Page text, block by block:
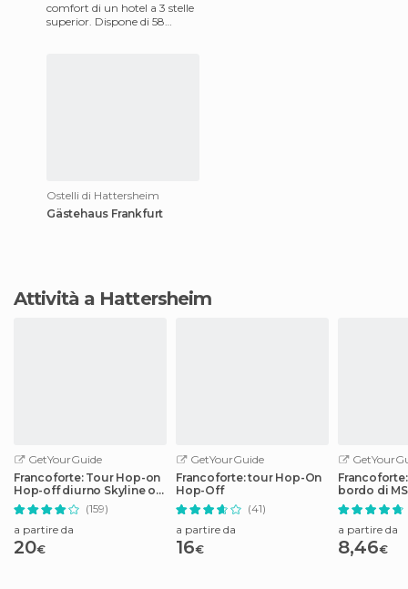
comfort di un hotel a 3 stelle
superior. Dispone di 58
Ostelli di Hattersheim
Gästehaus Frankfurt
Attività a Hattersheim
GetYourGuide
Francoforte: Tour Hop-on
Hop-off diurno Skyline o
tour espresso della città
(159)
a partire da
20€
GetYourGuide
Francoforte: tour Hop-On
Hop-Off
(41)
a partire da
16€
bordo di
a partire da
8,46€